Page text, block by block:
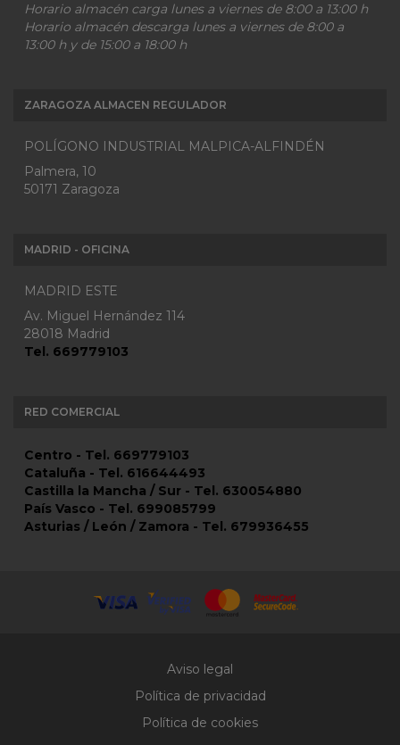
Horario almacén carga lunes a viernes de 8:00 a 13:00 h
Horario almacén descarga lunes a viernes de 8:00 a
13:00 h y de 15:00 a 18:00 h
ZARAGOZA ALMACEN REGULADOR
POLÍGONO INDUSTRIAL MALPICA-ALFINDÉN
Palmera, 10
50171 Zaragoza
MADRID - OFICINA
MADRID ESTE
Av. Miguel Hernández 114
28018 Madrid
Tel. 669779103
RED COMERCIAL
Centro - Tel. 669779103
Cataluña - Tel. 616644493
Castilla la Mancha / Sur - Tel. 630054880
País Vasco - Tel. 699085799
Asturias / León / Zamora - Tel. 679936455
Aviso legal
Política de privacidad
Política de cookies